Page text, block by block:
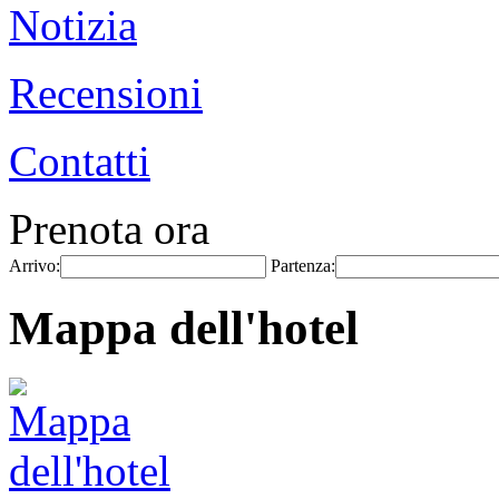
Notizia
Recensioni
Contatti
Prenota ora
Arrivo: Partenza:
Mappa dell'hotel